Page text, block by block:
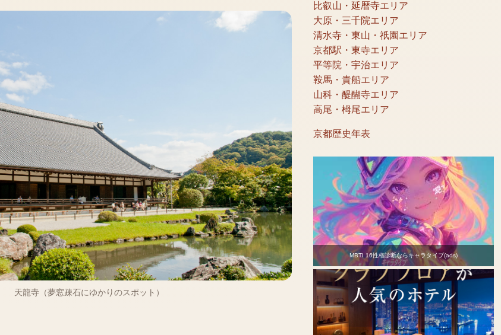
天龍寺（夢窓疎石にゆかりのスポット）
比叡山・延暦寺エリア
大原・三千院エリア
清水寺・東山・祇園エリア
京都駅・東寺エリア
平等院・宇治エリア
鞍馬・貴船エリア
山科・醍醐寺エリア
高尾・栂尾エリア
京都歴史年表
MBTI 16性格診断ならキャラタイプ(ads)